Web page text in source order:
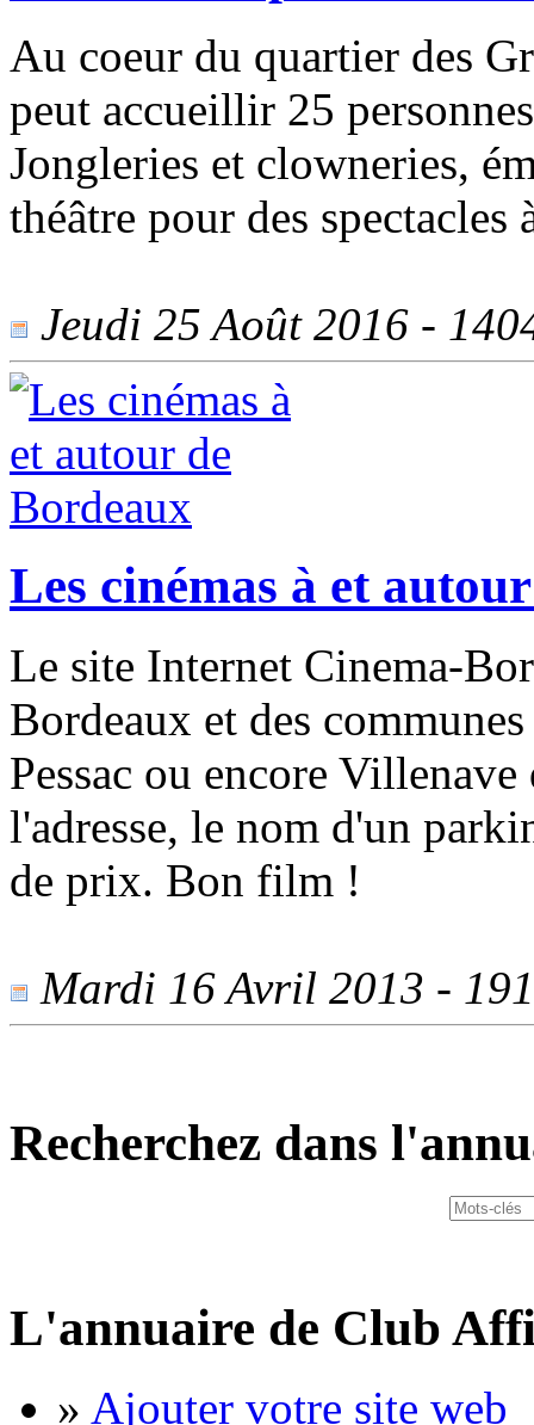
Au coeur du quartier des
peut accueillir 25
Jongleries et clowneries,
théâtre pour des
Jeudi 25 Août 2016 -
Les cinémas à et
Le site Internet Cinema-
Bordeaux et des
Pessac ou encore
l'adresse, le nom d'un
de prix. Bon film !
Mardi 16 Avril 2013 -
Recherchez dans
L'annuaire de Club
» Ajouter votre site web